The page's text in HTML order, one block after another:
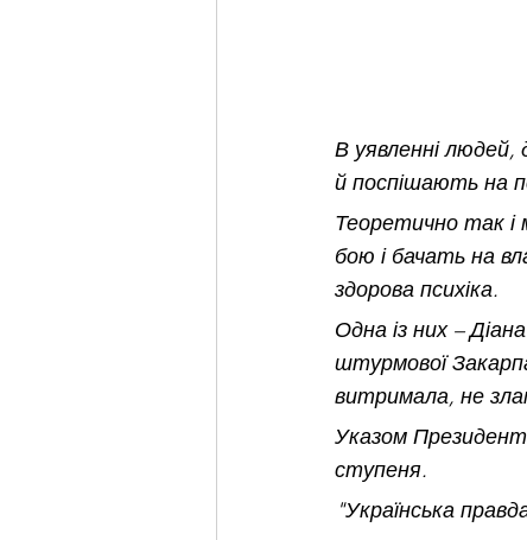
В уявленні людей,
й поспішають на
Теоретично так і
бою і бачать на
здорова психіка.
Одна із них –
штурмової
витримала, не
Указом
ступеня.
"Українська